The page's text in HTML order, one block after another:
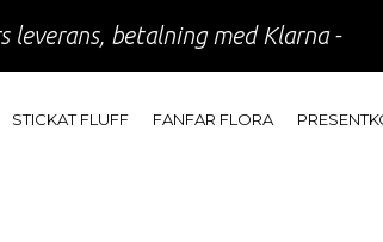
leverans, betalning med Klarna -
STICKAT FLUFF FANFAR FLORA